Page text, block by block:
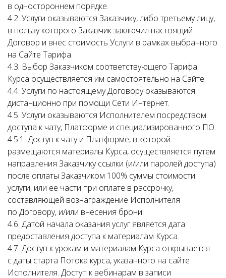
в одностороннем порядке.
4.2. Услуги оказываются Заказчику, либо третьему лицу,
в пользу которого Заказчик заключил настоящий
Договор и внес стоимость Услуги в рамках выбранного
на Сайте Тарифа.
4.3. Выбор Заказчиком соответствующего Тарифа
Курса осуществляется им самостоятельно на Сайте.
4.4. Услуги по настоящему Договору оказываются
дистанционно при помощи Сети Интернет.
4.5. Услуги оказываются Исполнителем посредством
доступа к чату, Платформе и специализированного ПО.
4.5.1. Доступ к чату и Платформе, в которой
размещаются материалы Курса, осуществляется путем
направления Заказчику ссылки (и/или паролей доступа)
после оплаты Заказчиком 100% суммы стоимости
услуги, или ее части при оплате в рассрочку,
составляющей вознаграждение Исполнителя
по Договору, и/или внесения брони.
4.6. Датой начала оказания услуг является дата
предоставления доступа к материалам Курса.
4.7. Доступ к урокам и материалам Курса открывается
с даты старта Потока курса, указанного на сайте
Исполнителя. Доступ к вебинарам в записи